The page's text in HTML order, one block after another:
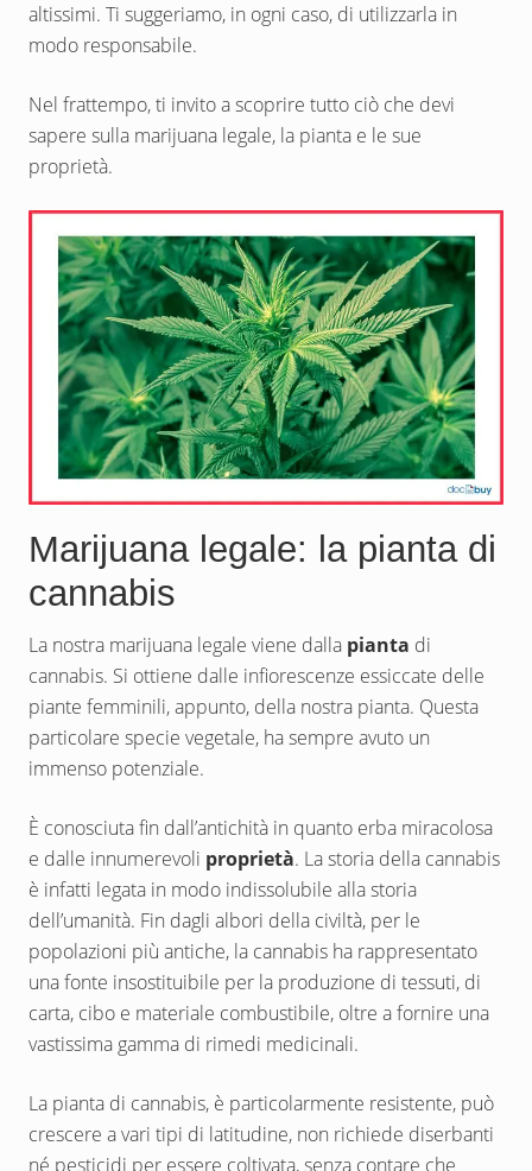
altissimi. Ti suggeriamo, in ogni caso, di utilizzarla in
modo responsabile.
Nel frattempo, ti invito a scoprire tutto ciò che devi
sapere sulla marijuana legale, la pianta e le sue
proprietà.
Marijuana legale: la pianta di
cannabis
La nostra marijuana legale viene dalla pianta di
cannabis. Si ottiene dalle infiorescenze essiccate delle
piante femminili, appunto, della nostra pianta. Questa
particolare specie vegetale, ha sempre avuto un
immenso potenziale.
È conosciuta fin dall’antichità in quanto erba miracolosa
e dalle innumerevoli proprietà. La storia della cannabis
è infatti legata in modo indissolubile alla storia
dell’umanità. Fin dagli albori della civiltà, per le
popolazioni più antiche, la cannabis ha rappresentato
una fonte insostituibile per la produzione di tessuti, di
carta, cibo e materiale combustibile, oltre a fornire una
vastissima gamma di rimedi medicinali.
La pianta di cannabis, è particolarmente resistente, può
crescere a vari tipi di latitudine, non richiede diserbanti
né pesticidi per essere coltivata, senza contare che